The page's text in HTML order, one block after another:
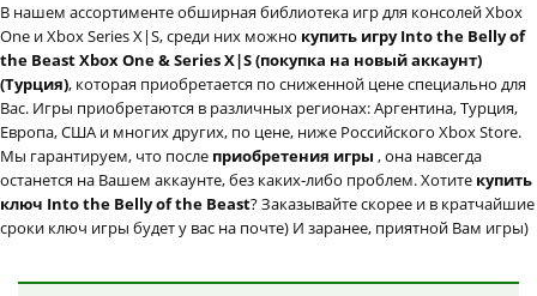
В нашем ассортименте обширная библиотека игр для консолей Xbox
One и Xbox Series X|S, среди них можно купить игру Into the Belly of
the Beast Xbox One & Series X|S (покупка на новый аккаунт)
(Турция), которая приобретается по сниженной цене специально для
Вас. Игры приобретаются в различных регионах: Аргентина, Турция,
Европа, США и многих других, по цене, ниже Российского Xbox Store.
Мы гарантируем, что после приобретения игры , она навсегда
останется на Вашем аккаунте, без каких-либо проблем. Хотите купить
ключ Into the Belly of the Beast? Заказывайте скорее и в кратчайшие
сроки ключ игры будет у вас на почте) И заранее, приятной Вам игры)